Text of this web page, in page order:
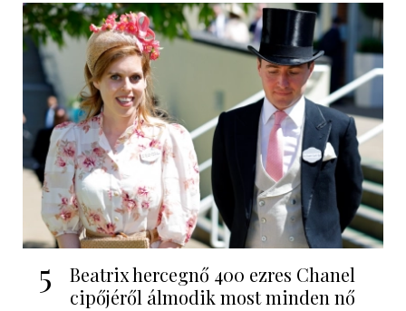
5
Beatrix hercegnő 400 ezres Chanel
cipőjéről álmodik most minden nő